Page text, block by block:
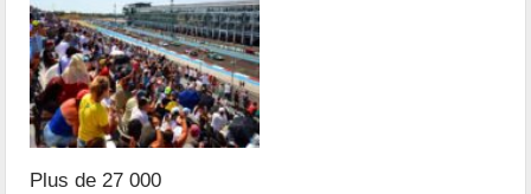
Plus de 27 000